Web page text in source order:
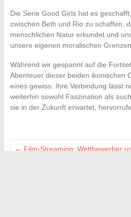
Die Serie Good Girls hat es
zwischen Beth und Rio zu schaffen,
menschlichen Natur erkundet und
unsere eigenen moralischen
Während wir gespannt auf die
Abenteuer dieser beiden ikonischen
eines gewiss: Ihre Verbindung lässt
weiterhin sowohl Faszination als
sie in der Zukunft erwartet,
← Film-Streaming: Wettbewerber